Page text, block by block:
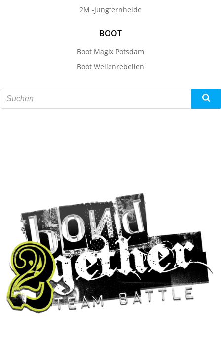
2M -Jungfernheide
BOOT
Boot Magix Potsdam
Boot Wellenrebellen